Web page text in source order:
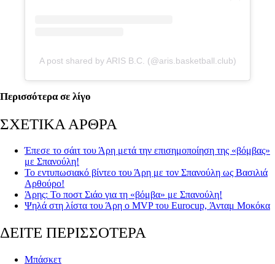
A post shared by ARIS B.C. (@aris.basketball.club)
Περισσότερα σε λίγο
ΣΧΕΤΙΚΑ ΑΡΘΡΑ
Έπεσε το σάιτ του Άρη μετά την επισημοποίηση της «βόμβας»
με Σπανούλη!
Το εντυπωσιακό βίντεο του Άρη με τον Σπανούλη ως Βασιλιά
Αρθούρο!
Άρης: Το ποστ Σιάο για τη «βόμβα» με Σπανούλη!
Ψηλά στη λίστα του Άρη ο MVP του Eurocup, Άνταμ Μοκόκα
ΔΕΙΤΕ ΠΕΡΙΣΣΟΤΕΡΑ
Μπάσκετ